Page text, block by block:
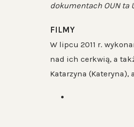
dokumentach OUN ta
FILMY
W lipcu 2011 r.
nad ich cerkwią, a
Katarzyna (Kateryna),